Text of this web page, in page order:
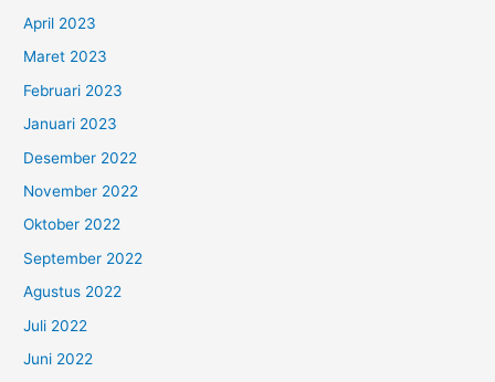
April 2023
Maret 2023
Februari 2023
Januari 2023
Desember 2022
November 2022
Oktober 2022
September 2022
Agustus 2022
Juli 2022
Juni 2022